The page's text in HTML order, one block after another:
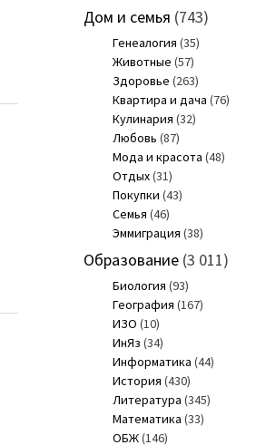
Дом и семья (743)
Генеалогия (35)
Животные (57)
Здоровье (263)
Квартира и дача (76)
Кулинария (32)
Любовь (87)
Мода и красота (48)
Отдых(31)
Покупки (43)
Семья (46)
Эммиграция (38)
Образование(3 011)
Биология (93)
География (167)
ИЗО (10)
ИнЯз (34)
Информатика (44)
История (430)
Литература (345)
Математика (33)
ОБЖ(146)